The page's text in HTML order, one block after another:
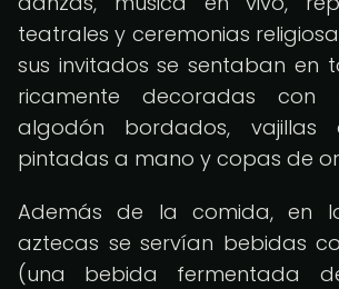
teatrales y ceremonias
sus invitados se sentaban en
ricamente decoradas con
algodón bordados, vajillas
pintadas a mano y copas de
Además de la comida, en
aztecas se servían bebidas
(una bebida fermentada